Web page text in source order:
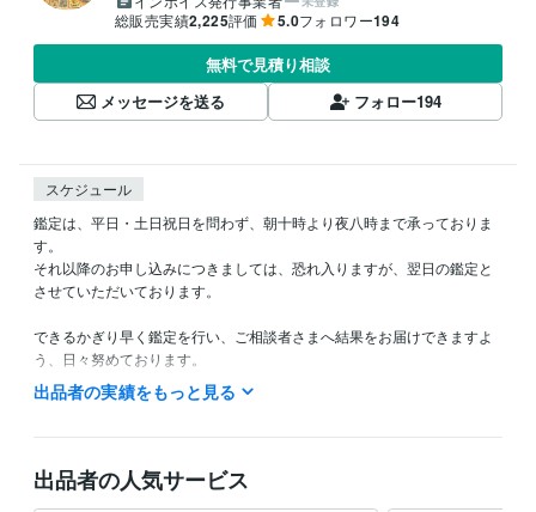
総販売実績2,225評価 5.0フォロワー194
無料で見積り相談
メッセージを送る
フォロー194
スケジュール
鑑定は、平日・土日祝日を問わず、朝十時より夜八時まで承っておりま
す。
それ以降のお申し込みにつきましては、恐れ入りますが、翌日の鑑定と
させていただいております。
できるかぎり早く鑑定を行い、ご相談者さまへ結果をお届けできますよ
う、日々努めております。
なお、どうしてもお急ぎのご事情がございます場合には、遠慮なくご相
談くださいませ。できる限り柔軟に対応させていただきます。
得意分野
経営 お金 恋愛 人生 仕事
出品者の実績をもっと見る
出品者の人気サービス